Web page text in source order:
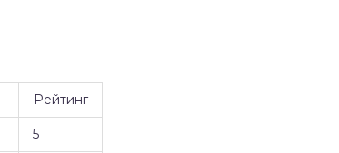
Рейтинг
5